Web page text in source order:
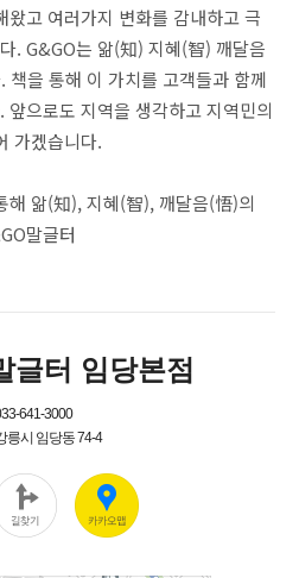
고 여러가지 변화를 감내하고 극
. G&GO는 앎(知) 지혜(智) 깨달음
책을 통해 이 가치를 고객들과 함께
으로도 지역을 생각하고 지역민의
가겠습니다.
해 앎(知), 지혜(智), 깨달음(悟)의
말글터